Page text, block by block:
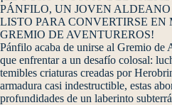
PÁNFILO, UN JOVEN ALDEANO
LISTO PARA CONVERTIRSE EN
GREMIO DE AVENTUREROS!
Pánfilo acaba de unirse al Gremio de
que enfrentar a un desafío colosal:
temibles criaturas creadas por
armadura casi indestructible, estas
profundidades de un laberinto